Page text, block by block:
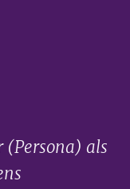
(Persona) als